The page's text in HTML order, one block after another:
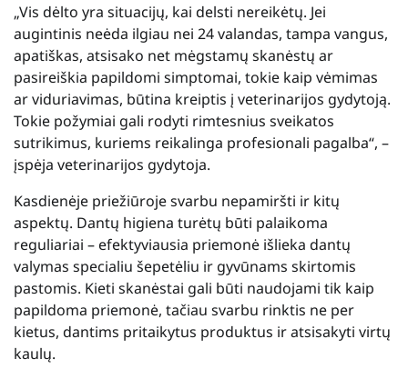
„Vis dėlto yra situacijų, kai delsti nereikėtų. Jei
augintinis neėda ilgiau nei 24 valandas, tampa vangus,
apatiškas, atsisako net mėgstamų skanėstų ar
pasireiškia papildomi simptomai, tokie kaip vėmimas
ar viduriavimas, būtina kreiptis į veterinarijos gydytoją.
Tokie požymiai gali rodyti rimtesnius sveikatos
sutrikimus, kuriems reikalinga profesionali pagalba“, –
įspėja veterinarijos gydytoja.
Kasdienėje priežiūroje svarbu nepamiršti ir kitų
aspektų. Dantų higiena turėtų būti palaikoma
reguliariai – efektyviausia priemonė išlieka dantų
valymas specialiu šepetėliu ir gyvūnams skirtomis
pastomis. Kieti skanėstai gali būti naudojami tik kaip
papildoma priemonė, tačiau svarbu rinktis ne per
kietus, dantims pritaikytus produktus ir atsisakyti virtų
kaulų.